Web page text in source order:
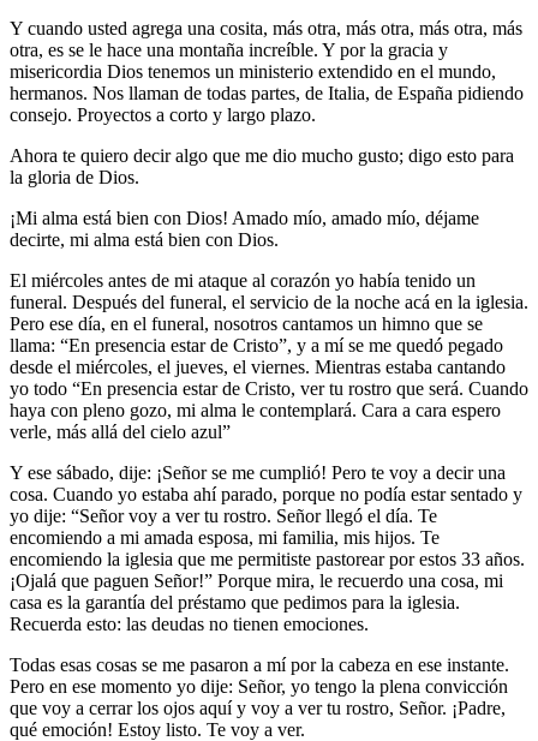
Y cuando usted agrega una cosita, más otra, más otra, más otra, más
otra, es se le hace una montaña increíble. Y por la gracia y
misericordia Dios tenemos un ministerio extendido en el mundo,
hermanos. Nos llaman de todas partes, de Italia, de España pidiendo
consejo. Proyectos a corto y largo plazo.
Ahora te quiero decir algo que me dio mucho gusto; digo esto para
la gloria de Dios.
¡Mi alma está bien con Dios! Amado mío, amado mío, déjame
decirte, mi alma está bien con Dios.
El miércoles antes de mi ataque al corazón yo había tenido un
funeral. Después del funeral, el servicio de la noche acá en la iglesia.
Pero ese día, en el funeral, nosotros cantamos un himno que se
llama: “En presencia estar de Cristo”, y a mí se me quedó pegado
desde el miércoles, el jueves, el viernes. Mientras estaba cantando
yo todo “En presencia estar de Cristo, ver tu rostro que será. Cuando
haya con pleno gozo, mi alma le contemplará. Cara a cara espero
verle, más allá del cielo azul”
Y ese sábado, dije: ¡Señor se me cumplió! Pero te voy a decir una
cosa. Cuando yo estaba ahí parado, porque no podía estar sentado y
yo dije: “Señor voy a ver tu rostro. Señor llegó el día. Te
encomiendo a mi amada esposa, mi familia, mis hijos. Te
encomiendo la iglesia que me permitiste pastorear por estos 33 años.
¡Ojalá que paguen Señor!” Porque mira, le recuerdo una cosa, mi
casa es la garantía del préstamo que pedimos para la iglesia.
Recuerda esto: las deudas no tienen emociones.
Todas esas cosas se me pasaron a mí por la cabeza en ese instante.
Pero en ese momento yo dije: Señor, yo tengo la plena convicción
que voy a cerrar los ojos aquí y voy a ver tu rostro, Señor. ¡Padre,
qué emoción! Estoy listo. Te voy a ver.